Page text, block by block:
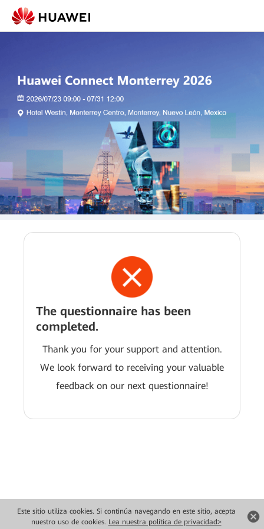
Este sitio utiliza cookies. Si continúa navegando en este sitio, acepta
nuestro uso de cookies. Lea nuestra política de privacidad>
The questionnaire has been
completed.
Thank you for your support and attention.
We look forward to receiving your valuable
feedback on our next questionnaire!
Copyright © 2026 Huawei Technologies Co., Ltd. Todos los derechos reservados.
Privacidad
Términos de uso